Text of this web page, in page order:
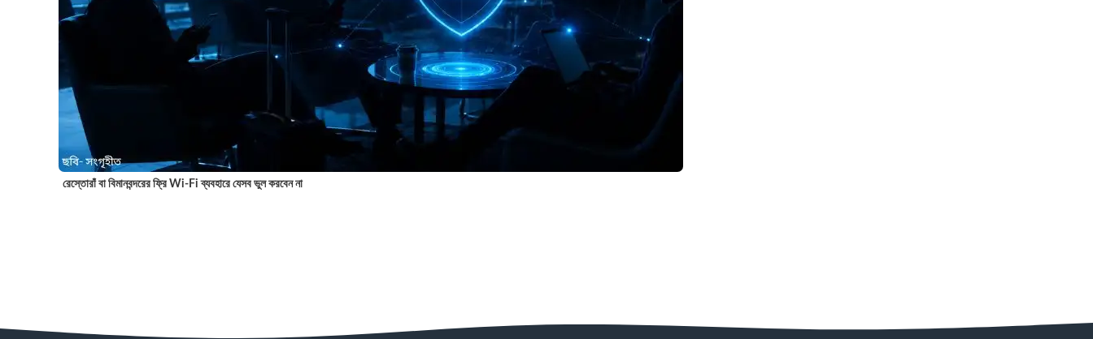
রেস্তোরাঁ বা বিমানবন্দরের ফ্রি Wi-Fi ব্যবহারে যেসব ভুল করবেন না